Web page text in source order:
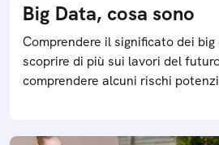
Big Data, cosa sono
Comprendere il significato dei
scoprire di più sui lavori del
comprendere alcuni rischi